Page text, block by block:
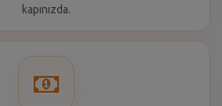
kapınızda.